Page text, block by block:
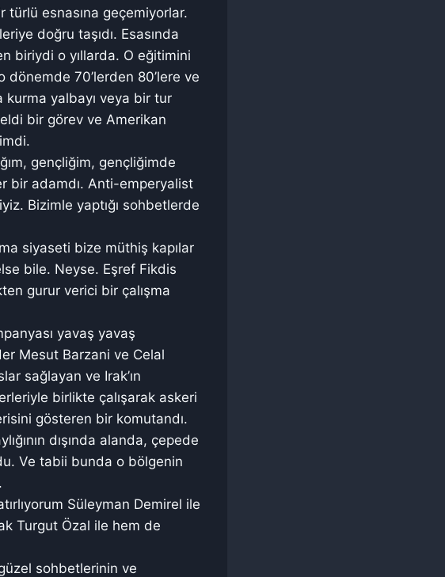
türlü esnasına geçemiyorlar.
doğru taşıdı. Esasında
biriydi o yıllarda. O eğitimini
70’lerden 80’lere ve
kurma yalbayı veya bir tur
bir görev ve Amerikan
gençliğim, gençliğimde
bir adamdı. Anti-emperyalist
Bizimle yaptığı sohbetlerde
siyaseti bize müthiş kapılar
bile. Neyse. Eşref Fikdis
gurur verici bir çalışma
yavaş yavaş
Mesut Barzani ve Celal
sağlayan ve Irak’ın
birlikte çalışarak askeri
gösteren bir komutandı.
dışında alanda, çepede
Ve tabii bunda o bölgenin
Süleyman Demirel ile
Turgut Özal ile hem de
sohbetlerinin ve